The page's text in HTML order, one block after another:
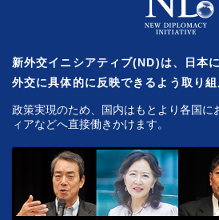
新外交イニシアティブ(ND)は、日本
外交に具体的に反映できるよう取り組
政策実現のため、国内はもとより各国に
ィアなどへ直接働きかけます。